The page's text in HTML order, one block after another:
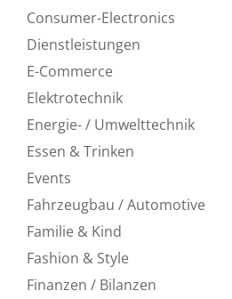
Consumer-Electronics
Dienstleistungen
E-Commerce
Elektrotechnik
Energie- / Umwelttechnik
Essen & Trinken
Events
Fahrzeugbau / Automotive
Familie & Kind
Fashion & Style
Finanzen / Bilanzen